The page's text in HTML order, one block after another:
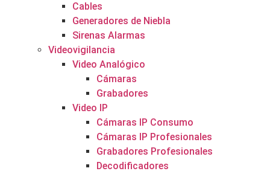
Cables
Generadores de Niebla
Sirenas Alarmas
Videovigilancia
Video Analógico
Cámaras
Grabadores
Video IP
Cámaras IP Consumo
Cámaras IP Profesionales
Grabadores Profesionales
Decodificadores